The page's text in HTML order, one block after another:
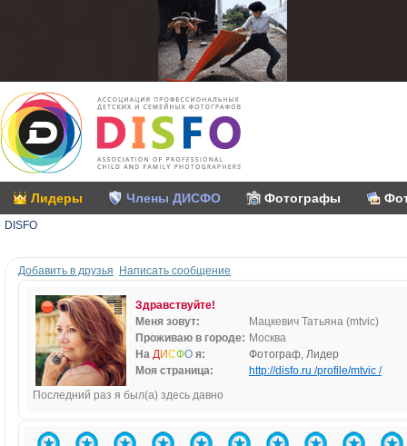
Лидеры Члены ДИСФО Фотографы
DISFO
Добавить в друзья Написать сообщение
Здравствуйте!
Меня зовут:
Мацкевич Татьяна (mtvic)
Проживаю в городе: Москва
На ДИСФО я:
Фотограф, Лидер
Моя страница:
http://disfo.ru /profile/mtvic /
Последний раз я был(а) здесь давно